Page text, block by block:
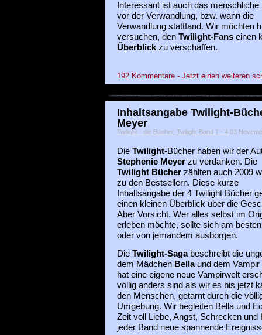
Interessant ist auch das menschliche
vor der Verwandlung, bzw. wann die
Verwandlung stattfand. Wir möchten
versuchen, den Twilight-Fanseinen
Überblick zu verschaffen.
192 Kommentare - Jetzt einen weiteren
Inhaltsangabe Twilight-
Meyer
Twilight - die Bücher, Twilight Band 1 - 403
Die Twilight-Bücher haben wir der
Stephenie Meyerzu verdanken. Die
Twilight Bücherzählten auch 2009
zu den Bestsellern. Diese kurze
Inhaltsangabe der 4 Twilight Bücher
einen kleinen Überblick über die
Aber Vorsicht. Wer alles selbst im
erleben möchte, sollte sich am
oder von jemandem ausborgen.
Die Twilight-Sagabeschreibt die
dem Mädchen Bellaund dem Vampir
hat eine eigene neue Vampirwelt
völlig anders sind als wir es bis jetzt
den Menschen, getarnt durch die
Umgebung. Wir begleiten Bella und
Zeit voll Liebe, Angst, Schrecken und
jeder Band neue spannende